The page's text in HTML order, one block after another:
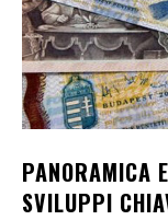
PANORAMICA
SVILUPPI